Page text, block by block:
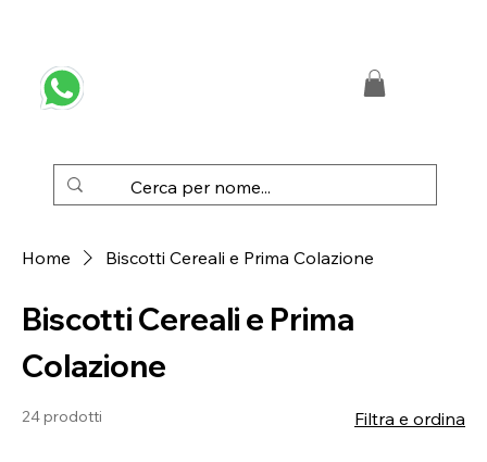
Home Biscotti Cereali e Prima Colazione
Biscotti Cereali e Prima
Colazione
24 prodotti Filtra e ordina